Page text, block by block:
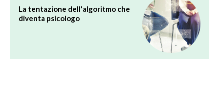
La tentazione dell'algoritmo che
diventa psicologo